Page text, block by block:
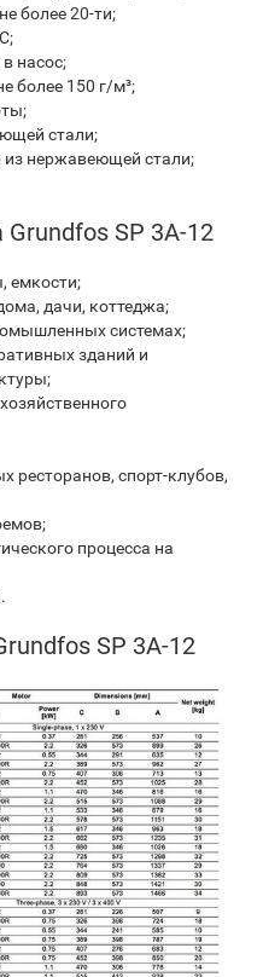
более 20-ти;
насос;
более 150 г/м³;
стали;
из нержавеющей стали;
SP 3A-12
емкости;
дачи, коттеджа;
системах;
зданий и
ресторанов, спорт-клубов,
процесса на
SP 3A-12